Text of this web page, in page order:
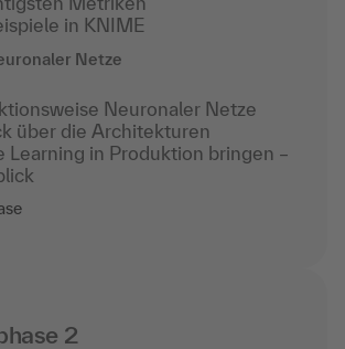
in KNIME
Netze
Neuronaler Netze
über die Architekturen
Learning in Produktion bringen –
2